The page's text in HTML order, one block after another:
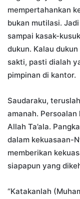
mempertahankan
bukan mutilasi.
sampai kasak-
dukun. Kalau
sakti, pasti dialah
pimpinan di kantor.
Saudaraku,
amanah.
Allah Ta’ala.
dalam kekuasaan-
memberikan
siapapun yang
“Katakanlah